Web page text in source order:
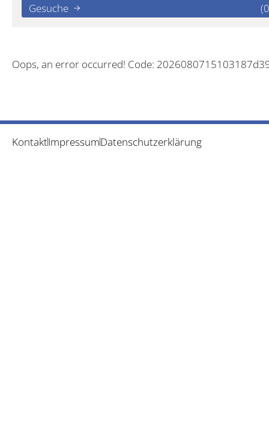
Gesuche
Oops, an error occurred! Code:
KontaktImpressumDatenschutzerklärung